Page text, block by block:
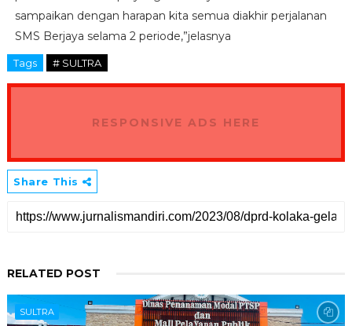
sampaikan dengan harapan kita semua diakhir perjalanan
SMS Berjaya selama 2 periode,”jelasnya
Tags # SULTRA
RESPONSIVE ADS HERE
Share This
RELATED POST
SULTRA